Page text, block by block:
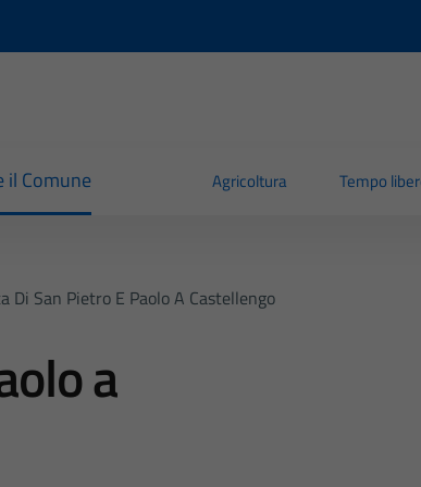
il Comune Agricoltura Tempo
Di San Pietro E Paolo A Castellengo
a